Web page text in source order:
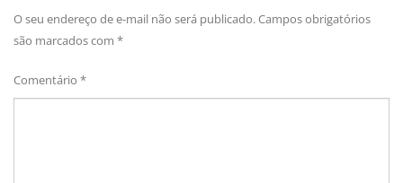
O seu endereço de e-mail não será publicado.Campos obrigatórios
são marcados com *
Comentário *